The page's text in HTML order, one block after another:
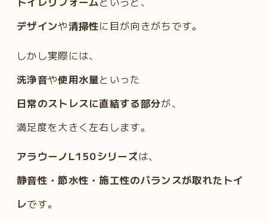
デザインや清掃性に目が向きがちです。
しかし実際には、
洗浄音や使用水量といった
日常のストレスに直結する部分が、
満足度を大きく左右します。
アラウーノL150シリーズは、
静音性・節水性・施工性のバランスが取れたトイ
レです。